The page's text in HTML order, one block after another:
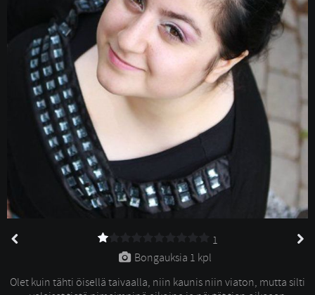
1
Bongauksia 1 kpl
Olet kuin tähti öisellä taivaalla, niin kaunis niin viaton, mutta silti